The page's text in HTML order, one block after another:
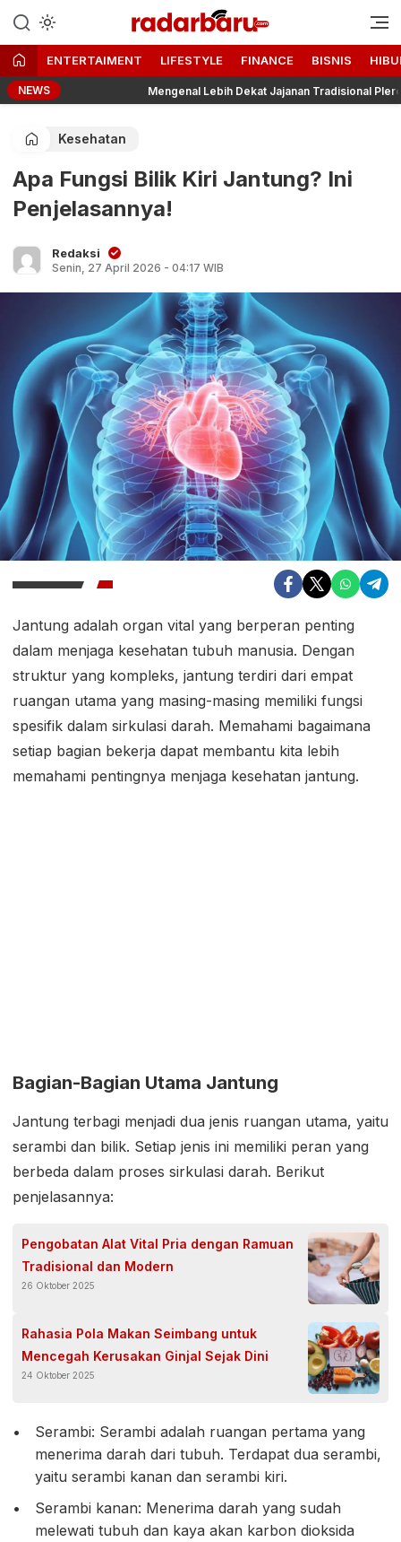
radarbaru.com
Informasi Berita Terbaru dan
Terkini Hari Ini
ENTERTAIMENT LIFESTYLE FINANCE BISNIS
NEWS Mengenal Lebih Dekat Jajanan Tradisional Pleret Khas
Kesehatan
Apa Fungsi Bilik Kiri Jantung? Ini
Penjelasannya!
Redaksi
Senin, 27 April 2026 - 04:17 WIB
Jantung adalah organ vital yang berperan penting
dalam menjaga kesehatan tubuh manusia. Dengan
struktur yang kompleks, jantung terdiri dari empat
ruangan utama yang masing-masing memiliki fungsi
spesifik dalam sirkulasi darah. Memahami bagaimana
setiap bagian bekerja dapat membantu kita lebih
memahami pentingnya menjaga kesehatan jantung.
Bagian-Bagian Utama Jantung
Jantung terbagi menjadi dua jenis ruangan utama, yaitu
serambi dan bilik. Setiap jenis ini memiliki peran yang
berbeda dalam proses sirkulasi darah. Berikut
penjelasannya:
Pengobatan Alat Vital Pria dengan Ramuan
Tradisional dan Modern
26 Oktober 2025
Rahasia Pola Makan Seimbang untuk
Mencegah Kerusakan Ginjal Sejak Dini
24 Oktober 2025
Serambi: Serambi adalah ruangan pertama yang
menerima darah dari tubuh. Terdapat dua serambi,
yaitu serambi kanan dan serambi kiri.
Serambi kanan: Menerima darah yang sudah
melewati tubuh dan kaya akan karbon dioksida